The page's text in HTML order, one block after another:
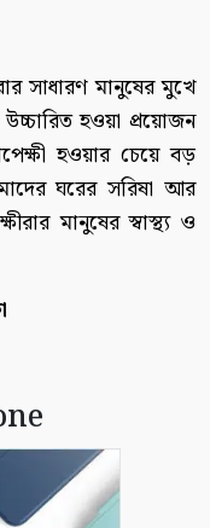
সাধারণ মানুষের মুখে
হওয়া প্রয়োজন
হওয়ার চেয়ে বড়
ঘরের সরিষা আর
মানুষের স্বাস্থ্য ও